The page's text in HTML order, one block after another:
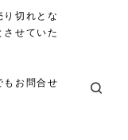
切れとな
させていた
もお問合せ